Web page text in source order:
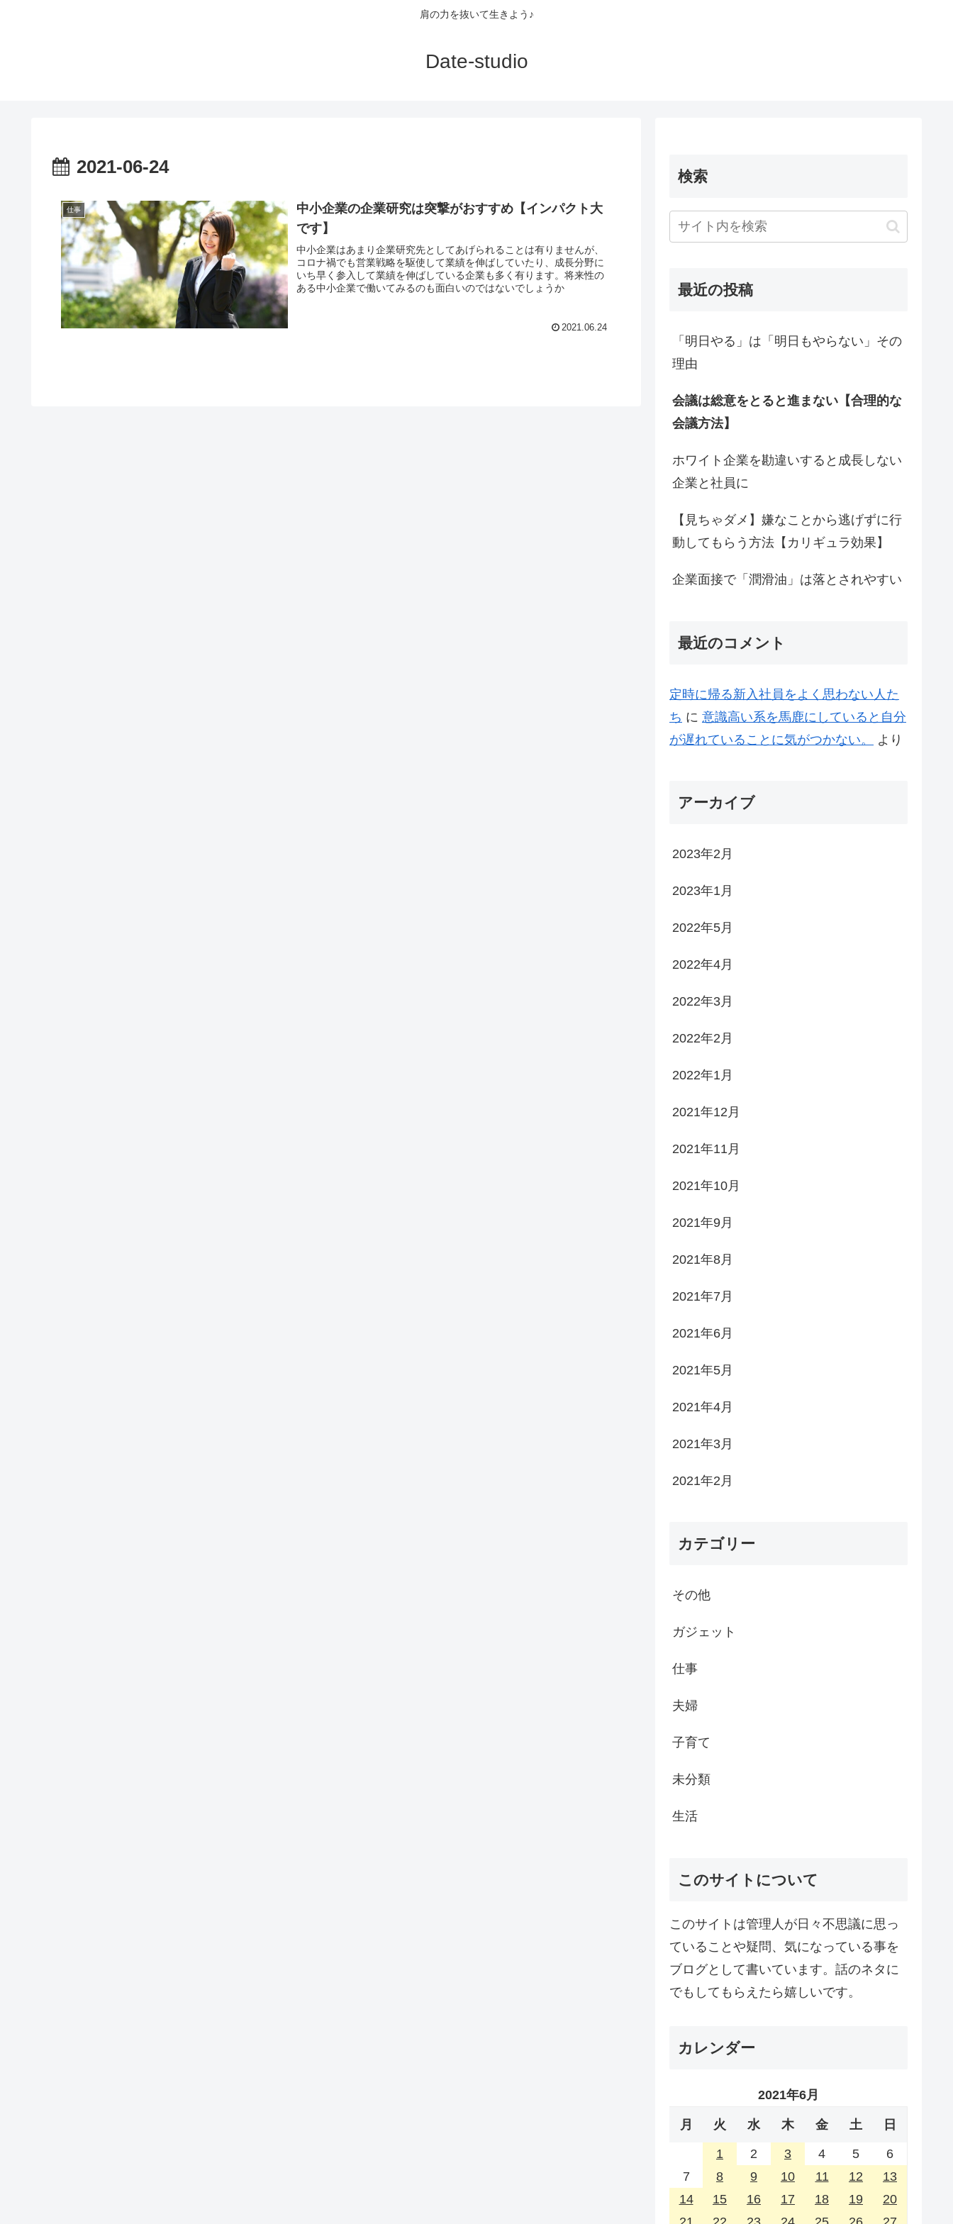
肩の力を抜いて生きよう♪
Date-studio
2021-06-24
仕事
中小企業の企業研究は突撃がおすすめ【インパクト大
です】
中小企業はあまり企業研究先としてあげられることは有りませんが、
コロナ禍でも営業戦略を駆使して業績を伸ばしていたり、成長分野に
いち早く参入して業績を伸ばしている企業も多く有ります。将来性の
ある中小企業で働いてみるのも面白いのではないでしょうか
2021.06.24
検索
最近の投稿
「明日やる」は「明日もやらない」その
理由
会議は総意をとると進まない【合理的な
会議方法】
ホワイト企業を勘違いすると成長しない
企業と社員に
【見ちゃダメ】嫌なことから逃げずに行
動してもらう方法【カリギュラ効果】
企業面接で「潤滑油」は落とされやすい
最近のコメント
定時に帰る新入社員をよく思わない人た
ち に 意識高い系を馬鹿にしていると自分
が遅れていることに気がつかない。
より
アーカイブ
2023年2月
2023年1月
2022年5月
2022年4月
2022年3月
2022年2月
2022年1月
2021年12月
2021年11月
2021年10月
2021年9月
2021年8月
2021年7月
2021年6月
2021年5月
2021年4月
2021年3月
2021年2月
カテゴリー
その他
ガジェット
仕事
夫婦
子育て
未分類
生活
このサイトについて
このサイトは管理人が日々不思議に思っ
ていることや疑問、気になっている事を
ブログとして書いています。話のネタに
でもしてもらえたら嬉しいです。
カレンダー
2021年6月
月 火 水 木 金 土 日
1 2 3 4 5
6
7
8 9 10 11 12
13
14
15 16 17 18 19
20